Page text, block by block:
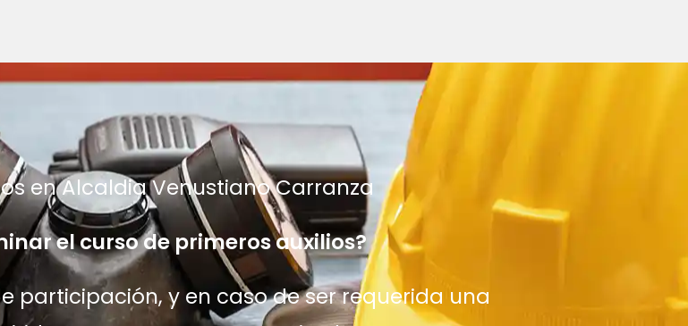
en Alcaldia Venustiano Carranza
el curso de primeros auxilios?
participación, y en caso de ser requerida una